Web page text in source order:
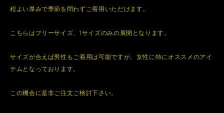
程よい厚みで季節を問わずご着用いただけます。
こちらはフリーサイズ、1サイズのみの展開となります。
サイズが合えば男性もご着用は可能ですが、女性に特にオススメのアイ
テムとなっております。
この機会に是非ご注文ご検討下さい。